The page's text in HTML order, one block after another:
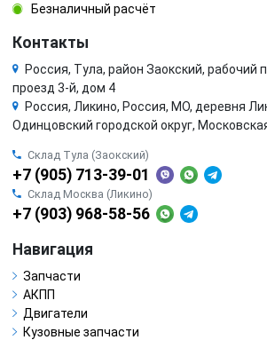
Безналичный расчёт
Контакты
Россия, Тула, район Заокский, рабочий
проезд 3-й, дом 4
Россия, Ликино, Россия, МО, деревня
Одинцовский городской округ,
Склад Тула (Заокский)
+7 (905) 713-39-01
Склад Москва (Ликино)
+7 (903) 968-58-56
Навигация
Запчасти
АКПП
Двигатели
Кузовные запчасти